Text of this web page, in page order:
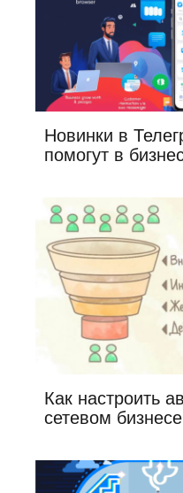
Новинки в
помогут в
Как настроить
сетевом